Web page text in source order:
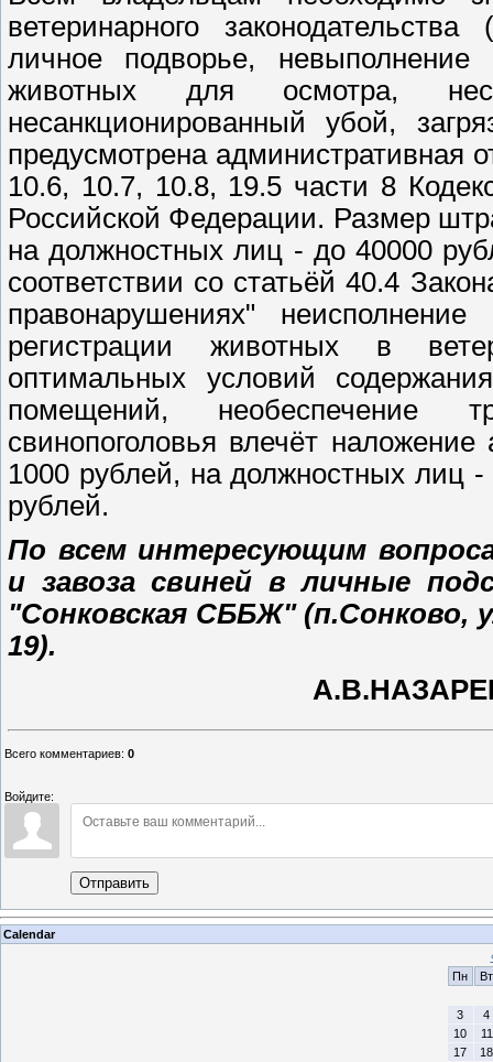
ветеринарного
личное подворье, невыполнение
животных для осмотра,
несанкционированный убой,
предусмотрена административная
10.6, 10.7, 10.8, 19.5 части 8
Российской Федерации. Размер
на должностных лиц - до 40000
соответствии со статьёй 40.4
правонарушениях"
регистрации животных в
оптимальных условий
помещений, необеспечение
свинопоголовья влечёт
1000 рублей, на должностных лиц
рублей.
По всем интересующим
и завоза свиней в личные
"Сонковская СББЖ" (п.Сонково,
19).
Всего комментариев: 0
Войдите:
Отправить
Calendar
Пн
Вт
3
4
10
11
17
18